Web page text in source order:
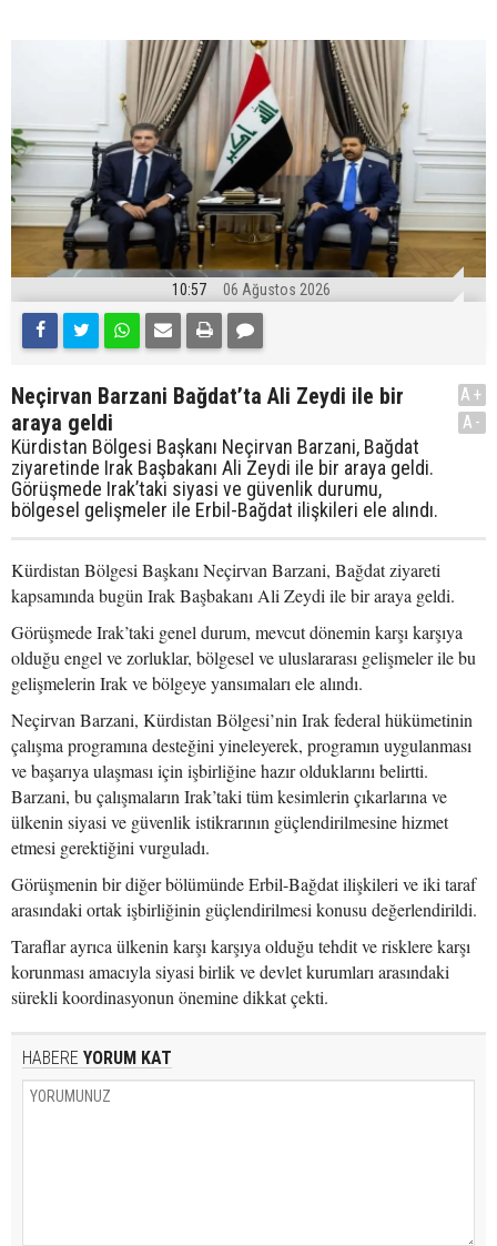
10:57 06 Ağustos 2026
Neçirvan Barzani Bağdat’ta Ali Zeydi ile bir
araya geldi
Kürdistan Bölgesi Başkanı Neçirvan Barzani, Bağdat
ziyaretinde Irak Başbakanı Ali Zeydi ile bir araya geldi.
Görüşmede Irak’taki siyasi ve güvenlik durumu,
bölgesel gelişmeler ile Erbil-Bağdat ilişkileri ele alındı.
A+
A-
Kürdistan Bölgesi Başkanı Neçirvan Barzani, Bağdat ziyareti
kapsamında bugün Irak Başbakanı Ali Zeydi ile bir araya geldi.
Görüşmede Irak’taki genel durum, mevcut dönemin karşı karşıya
olduğu engel ve zorluklar, bölgesel ve uluslararası gelişmeler ile bu
gelişmelerin Irak ve bölgeye yansımaları ele alındı.
Neçirvan Barzani, Kürdistan Bölgesi’nin Irak federal hükümetinin
çalışma programına desteğini yineleyerek, programın uygulanması
ve başarıya ulaşması için işbirliğine hazır olduklarını belirtti.
Barzani, bu çalışmaların Irak’taki tüm kesimlerin çıkarlarına ve
ülkenin siyasi ve güvenlik istikrarının güçlendirilmesine hizmet
etmesi gerektiğini vurguladı.
Görüşmenin bir diğer bölümünde Erbil-Bağdat ilişkileri ve iki taraf
arasındaki ortak işbirliğinin güçlendirilmesi konusu değerlendirildi.
Taraflar ayrıca ülkenin karşı karşıya olduğu tehdit ve risklere karşı
korunması amacıyla siyasi birlik ve devlet kurumları arasındaki
sürekli koordinasyonun önemine dikkat çekti.
HABERE YORUM KAT